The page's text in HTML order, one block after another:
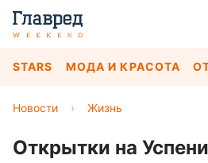
STARS МОДА И КРАСОТА
Новости › Жизнь
Открытки на